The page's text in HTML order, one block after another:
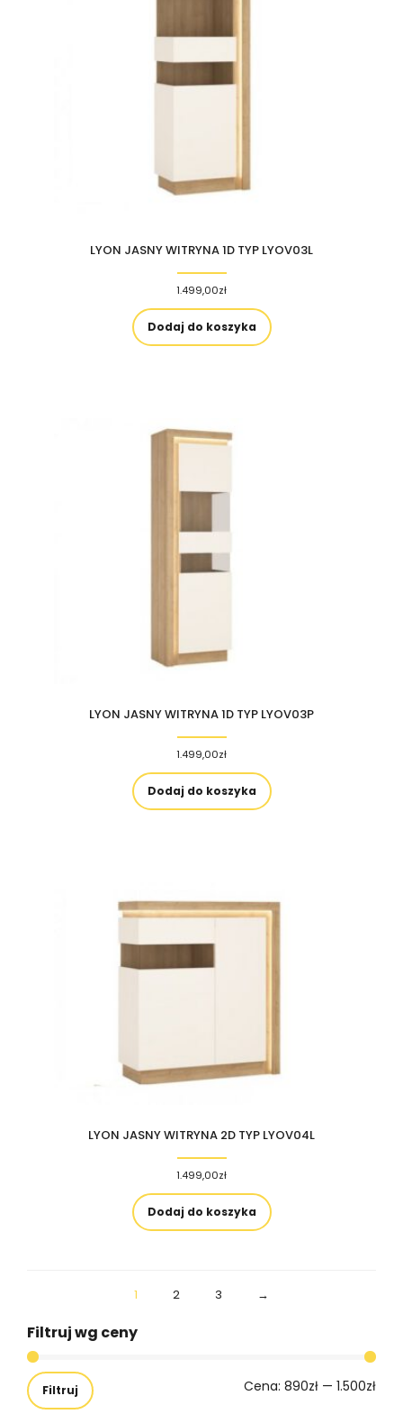
Filtruj wg ceny
Filtruj Cena: 890zł — 1.500zł
LYON JASNY WITRYNA 1D TYP LYOV03L
1.499,00zł
Dodaj do koszyka
LYON JASNY WITRYNA 1D TYP LYOV03P
1.499,00zł
Dodaj do koszyka
LYON JASNY WITRYNA 2D TYP LYOV04L
1.499,00zł
Dodaj do koszyka
1 2 3 →